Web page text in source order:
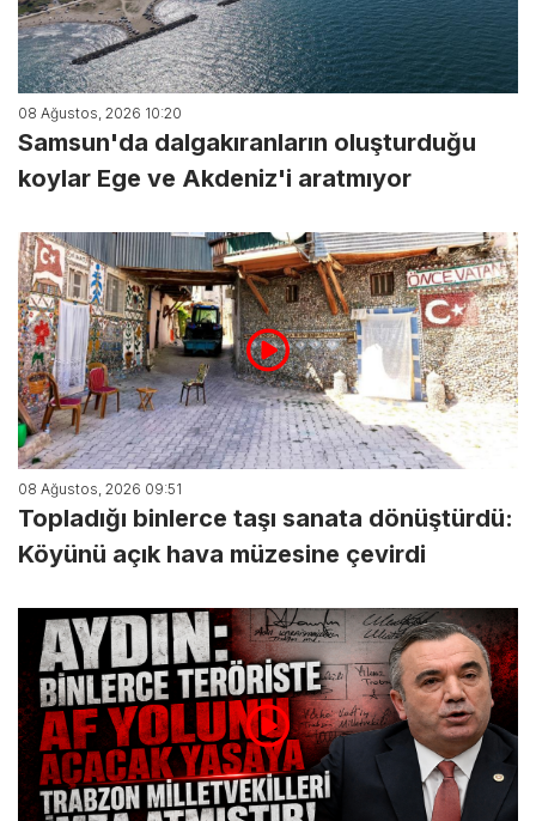
08 Ağustos, 2026 10:20
Samsun'da dalgakıranların oluşturduğu
koylar Ege ve Akdeniz'i aratmıyor
08 Ağustos, 2026 09:51
Topladığı binlerce taşı sanata dönüştürdü:
Köyünü açık hava müzesine çevirdi